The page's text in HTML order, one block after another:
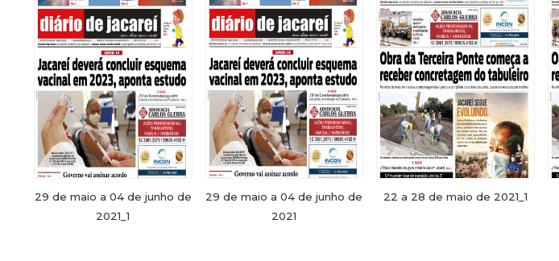
29 de maio a 04 de junho de
2021_1
29 de maio a 04 de junho de
2021
22 a 28 de maio de 2021_1